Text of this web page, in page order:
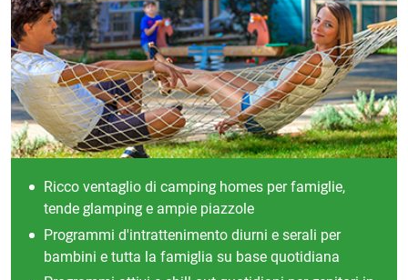
Ricco ventaglio di camping homes per famiglie,
tende glamping e ampie piazzole
Programmi d'intrattenimento diurni e serali per
bambini e tutta la famiglia su base quotidiana